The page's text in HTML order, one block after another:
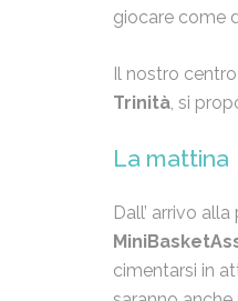
giocare come
Il nostro
Trinità, si
La mattina
Dall’ arrivo
cimentarsi in